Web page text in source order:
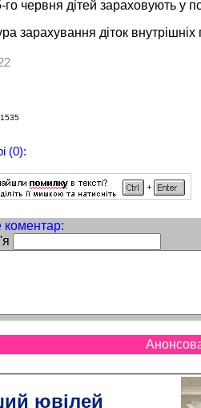
го червня дітей зараховують у
зарахування діток внутрішніх
(0):
коментар:
ювілей